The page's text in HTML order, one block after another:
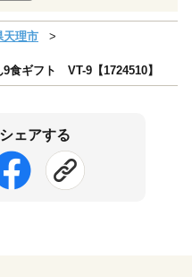
天理市
食ギフト VT-9【1724510】
ェアする